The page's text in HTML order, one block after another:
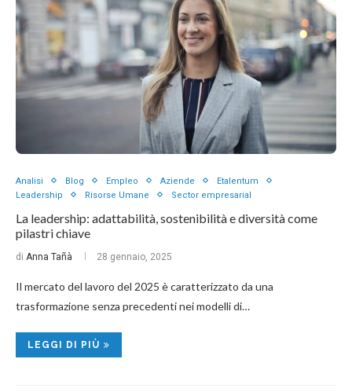
Analisi Blog Empleo Aziende
Etalentum
Leadership
Risorse Umane Sector empresarial
La leadership: adattabilità, sostenibilità e diversità come
pilastri chiave
di Anna Tañà 28 gennaio, 2025
Il mercato del lavoro del 2025 è caratterizzato da una
trasformazione senza precedenti nei modelli di…
LEGGI DI PIÙ